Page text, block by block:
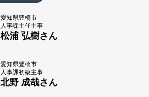
愛知県豊橋市
人事課主任主事
松浦 弘樹さん
愛知県豊橋市
人事課初級主事
北野 成哉さん